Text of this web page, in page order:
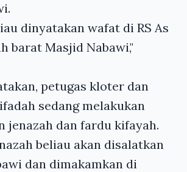
dinyatakan wafat di RS As
barat Masjid Nabawi,"
petugas kloter dan
sedang melakukan
jenazah dan fardu kifayah.
beliau akan disalatkan
dan dimakamkan di